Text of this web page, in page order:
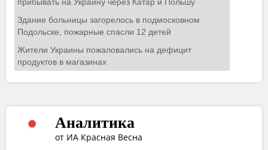
Аналитика
от ИА Красная Весна